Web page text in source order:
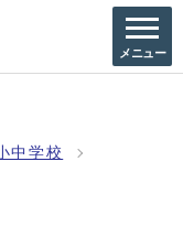
メニュー
中学校